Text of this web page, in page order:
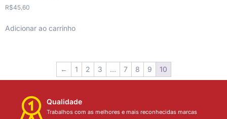
R$45,60
Adicionar ao carrinho
← 1 2 3 … 7 8 9 10
Qualidade
Trabalhos com as melhores e mais reconhecidas marcas